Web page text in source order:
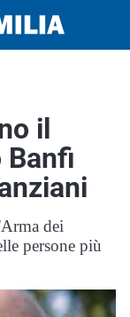
il
Banfi
dei
persone più